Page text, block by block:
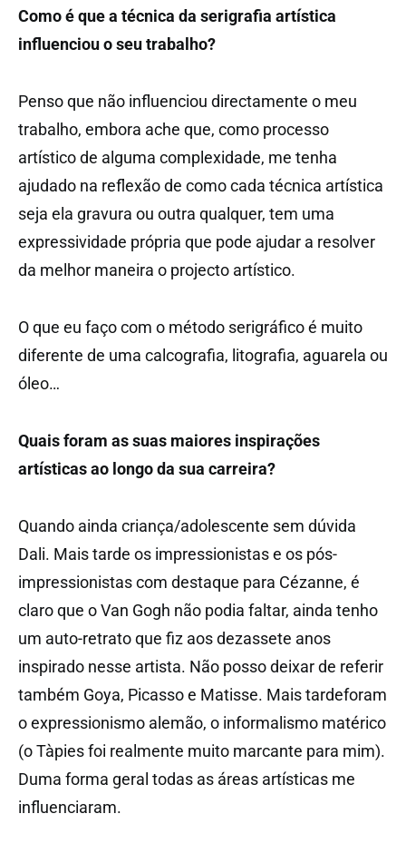
Como é que a técnica da serigrafia artística
influenciou o seu trabalho?
Penso que não influenciou directamente o meu
trabalho, embora ache que, como processo
artístico de alguma complexidade, me tenha
ajudado na reflexão de como cada técnica artística
seja ela gravura ou outra qualquer, tem uma
expressividade própria que pode ajudar a resolver
da melhor maneira o projecto artístico.
O que eu faço com o método serigráfico é muito
diferente de uma calcografia, litografia, aguarela ou
óleo…
Quais foram as suas maiores inspirações
artísticas ao longo da sua carreira?
Quando ainda criança/adolescente sem dúvida
Dali. Mais tarde os impressionistas e os pós-
impressionistas com destaque para Cézanne, é
claro que o Van Gogh não podia faltar, ainda tenho
um auto-retrato que fiz aos dezassete anos
inspirado nesse artista. Não posso deixar de referir
também Goya, Picasso e Matisse. Mais tardeforam
o expressionismo alemão, o informalismo matérico
(o Tàpies foi realmente muito marcante para mim).
Duma forma geral todas as áreas artísticas me
influenciaram.